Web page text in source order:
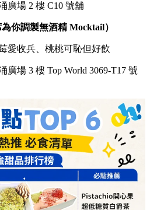
廣場 2 樓 C10 號舖
你調製無酒精 Mocktail）
愛收兵、桃桃可恥但好飲
廣場 3 樓 Top World 3069-T17 號